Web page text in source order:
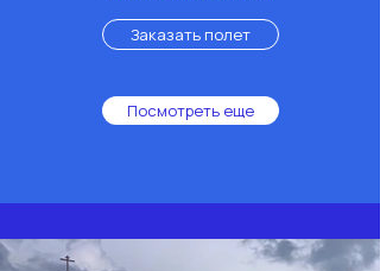
Заказать полет
Посмотреть еще